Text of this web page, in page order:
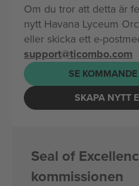
Om du tror att detta är
nytt Havana Lyceum
eller skicka ett e-
support@ticombo.com
SE
SKAPA NYTT
Seal of
kommissionen